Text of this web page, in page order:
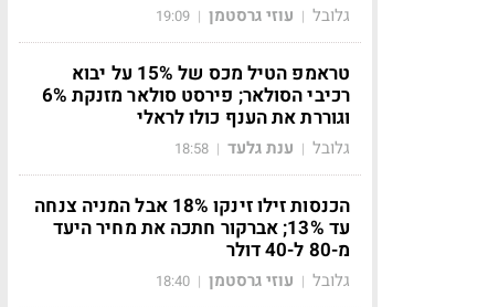
גלובל | עוזי גרסטמן |
19:09
טראמפ הטיל מכס של 15% על יבוא
רכיבי הסולאר; פירסט סולאר מזנקת 6%
וגוררת את הענף כולו לראלי
גלובל | ענת גלעד |
18:58
הכנסות זילו זינקו 18% אבל המניה צנחה
עד 13%; אברקור חתכה את מחיר היעד
מ-80 ל-40 דולר
גלובל | עוזי גרסטמן |
18:40